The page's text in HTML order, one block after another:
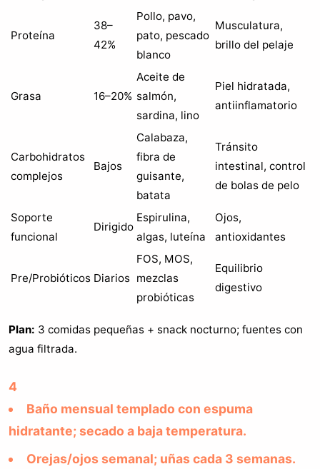
Proteína
38–
42%
Pollo, pavo,
pato, pescado
blanco
Musculatura,
brillo del pelaje
Grasa 16–20%
Aceite de
salmón,
sardina, lino
Piel hidratada,
antiinflamatorio
Carbohidratos
complejos
Bajos
Calabaza,
fibra de
guisante,
batata
Tránsito
intestinal, control
de bolas de pelo
Soporte
funcional
Dirigido
Espirulina,
algas, luteína
Ojos,
antioxidantes
Pre/Probióticos Diarios
FOS, MOS,
mezclas
probióticas
Equilibrio
digestivo
Plan: 3 comidas pequeñas + snack nocturno; fuentes con
agua filtrada.
4
Baño mensual templado con espuma
hidratante; secado a baja temperatura.
Orejas/ojos semanal; uñas cada 3 semanas.